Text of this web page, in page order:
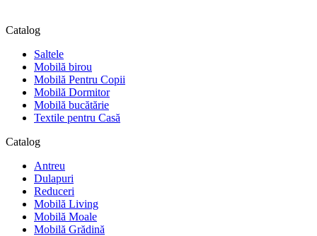
Catalog
Saltele
Mobilă birou
Mobilă Pentru Copii
Mobilă Dormitor
Mobilă bucătărie
Textile pentru Casă
Catalog
Antreu
Dulapuri
Reduceri
Mobilă Living
Mobilă Moale
Mobilă Grădină